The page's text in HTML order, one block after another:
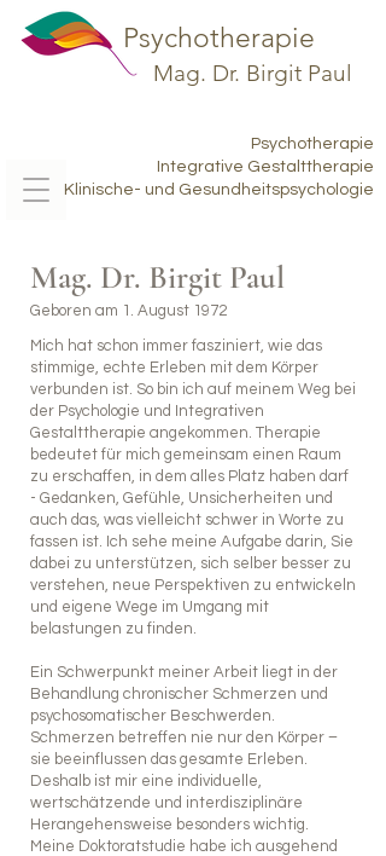
Psychotherapie
Integrative Gestalttherapie
Klinische- und Gesundheitspsychologie
Psychotherapie
Mag. Dr. Birgit Paul
Mag. Dr. Birgit Paul
Geboren am 1. August 1972
Mich hat schon immer fasziniert, wie das
stimmige, echte Erleben mit dem Körper
verbunden ist. So bin ich auf meinem Weg bei
der Psychologie und Integrativen
Gestalttherapie angekommen. Therapie
bedeutet für mich gemeinsam einen Raum
zu erschaffen, in dem alles Platz haben darf
- Gedanken, Gefühle, Unsicherheiten und
auch das, was vielleicht schwer in Worte zu
fassen ist. Ich sehe meine Aufgabe darin, Sie
dabei zu unterstützen, sich selber besser zu
verstehen, neue Perspektiven zu entwickeln
und eigene Wege im Umgang mit
belastungen zu finden.
Ein Schwerpunkt meiner Arbeit liegt in der
Behandlung chronischer Schmerzen und
psychosomatischer Beschwerden.
Schmerzen betreffen nie nur den Körper –
sie beeinflussen das gesamte Erleben.
Deshalb ist mir eine individuelle,
wertschätzende und interdisziplinäre
Herangehensweise besonders wichtig.
Meine Doktoratstudie habe ich ausgehend